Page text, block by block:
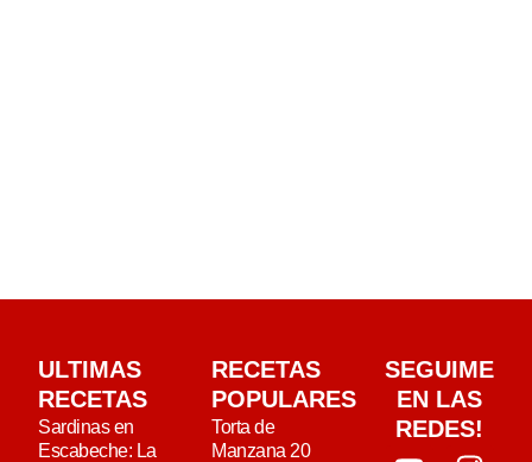
ULTIMAS
RECETAS
Sardinas en
Escabeche: La
RECETAS
POPULARES
Torta de
Manzana 20
SEGUIME
EN LAS
REDES!